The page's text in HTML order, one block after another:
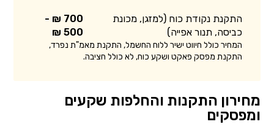
התקנת נקודת כוח (למזגן, מכונת
כביסה, תנור אפייה)
700 ₪ -
500 ₪
המחיר כולל חיווט ישיר ללוח החשמל, התקנת מאמ"ת נפרד,
התקנת מפסק פאקט ושקע כוח, לא כולל חציבה.
מחירון התקנות והחלפות שקעים
ומפסקים